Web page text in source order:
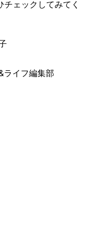
ェックしてみてく
ライフ編集部